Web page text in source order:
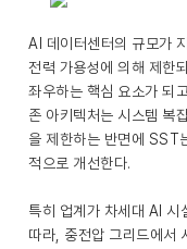
AI 데이터센터의 규모가
전력 가용성에 의해 제한
좌우하는 핵심 요소가 되
존 아키텍처는 시스템 복
을 제한하는 반면에 SST
적으로 개선한다.
특히 업계가 차세대 AI 시
따라, 중전압 그리드에서